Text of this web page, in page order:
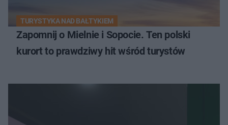
TURYSTYKA NAD BAŁTYKIEM
Zapomnij o Mielnie i Sopocie. Ten polski
kurort to prawdziwy hit wśród turystów